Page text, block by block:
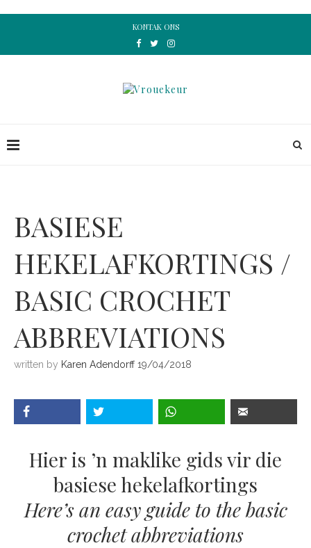
KONTAK ONS
BASIESE
HEKELAFKORTINGS /
BASIC CROCHET
ABBREVIATIONS
written by Karen Adendorff 19/04/2018
Hier is ’n maklike gids vir die
basiese hekelafkortings
Here’s an easy guide to the basic
crochet abbreviations